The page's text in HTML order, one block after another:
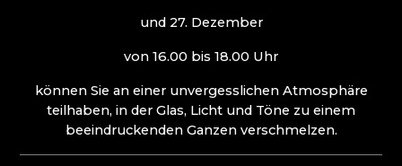
Desná (Dessendorf)
Josefův Důl (Josefsthal)
Liberec (Reichenberg)
Pěnčín
Smržovka (Morchenstern)
HOINEFF GLASS ART
HOUDEK.ART
JITKA SKUHRAVA GLASS
KAMENICKÝ ŠENOV: SEKUNDARSCHULE FÜR
GLASHERSTELLUNG
und 27. Dezember
von 16.00 bis 18.00 Uhr
können Sie an einer unvergesslichen Atmosphäre
teilhaben, in der Glas, Licht und Töne zu einem
beeindruckenden Ganzen verschmelzen.